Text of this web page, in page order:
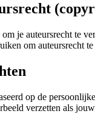
je auteursrecht te
om auteursrecht
op de
verzetten als